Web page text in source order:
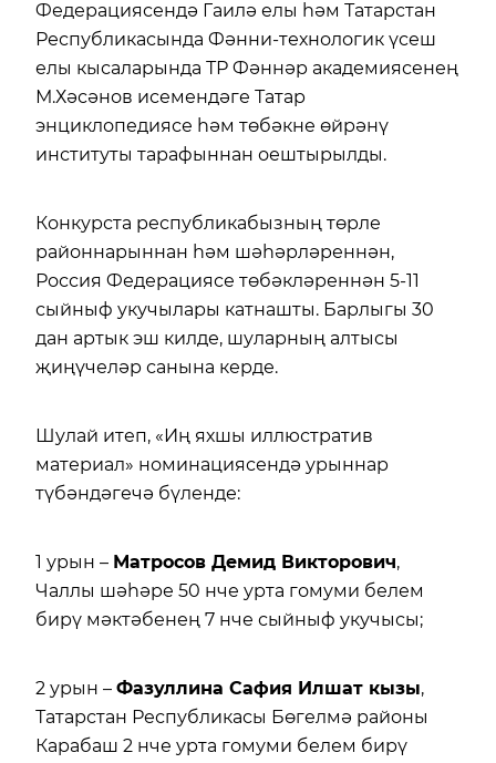
Федерациясендә Гаилә елы һәм Татарстан
Республикасында Фәнни-технологик үсеш
елы кысаларында ТР Фәннәр академиясенең
М.Хәсәнов исемендәге Татар
энциклопедиясе һәм төбәкне өйрәнү
институты тарафыннан оештырылды.
Конкурста республикабызның төрле
районнарыннан һәм шәһәрләреннән,
Россия Федерациясе төбәкләреннән 5-11
сыйныф укучылары катнашты. Барлыгы 30
дан артык эш килде, шуларның алтысы
җиңүчеләр санына керде.
Шулай итеп, «Иң яхшы иллюстратив
материал» номинациясендә урыннар
түбәндәгечә бүленде:
1 урын – Матросов Демид Викторович,
Чаллы шәһәре 50 нче урта гомуми белем
бирү мәктәбенең 7 нче сыйныф укучысы;
2 урын – Фазуллина Сафия Илшат кызы,
Татарстан Республикасы Бөгелмә районы
Карабаш 2 нче урта гомуми белем бирү